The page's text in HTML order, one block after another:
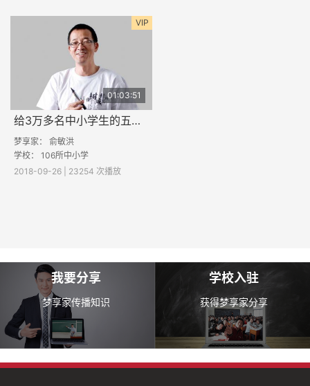
VIP
01:03:51
给3万多名中小学生的五大赠言
梦享家： 俞敏洪
学校： 106所中小学
2018-09-26 | 23254 次播放
我要分享
梦享家传播知识
学校入驻
获得梦享家分享